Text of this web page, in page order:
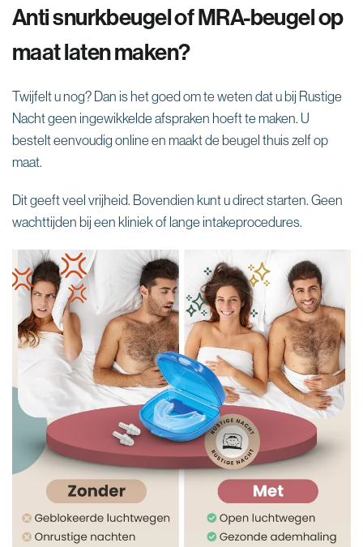
Anti snurkbeugel of MRA-beugel op
maat laten maken?
Twijfelt u nog? Dan is het goed om te weten dat u bij Rustige
Nacht geen ingewikkelde afspraken hoeft te maken. U
bestelt eenvoudig online en maakt de beugel thuis zelf op
maat.
Dit geeft veel vrijheid. Bovendien kunt u direct starten. Geen
wachttijden bij een kliniek of lange intakeprocedures.